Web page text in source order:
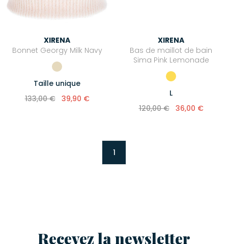
XIRENA
Bonnet Georgy Milk Navy
Taille unique
133,00 €
39,90 €
XIRENA
Bas de maillot de bain
Sima Pink Lemonade
L
120,00 €
36,00 €
1
Recevez la newsletter